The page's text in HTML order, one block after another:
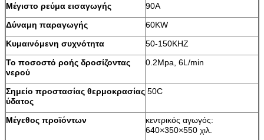
Μέγιστο ρεύμα εισαγωγής
90A
Δύναμη παραγωγής
60KW
Κυμαινόμενη συχνότητα
50-150KHZ
Το ποσοστό ροής δροσίζοντας
νερού
0.2Mpa, 6L/min
Σημείο προστασίας θερμοκρασίας
ύδατος
50C
Μέγεθος προϊόντων
κεντρικός αγωγός:
640×350×550 χιλ.